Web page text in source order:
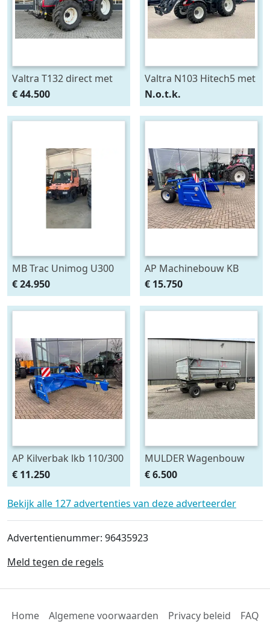
Valtra T132 direct met
Fronthef en PTO (bj
2010)
€ 44.500
Valtra N103 Hitech5 met
voorlader (bj 2013)
N.o.t.k.
MB Trac Unimog U300
(bj 2005)
€ 24.950
AP Machinebouw KB
110/300 ETV kilverbak (bj
2025)
€ 15.750
AP Kilverbak lkb 110/300
(bj 2025)
€ 11.250
MULDER Wagenbouw
Glas Constructie
Containerbak wag
€ 6.500
Bekijk alle 127 advertenties van deze adverteerder
Advertentienummer: 96435923
Meld tegen de regels
Home Algemene voorwaarden Privacy beleid FAQ